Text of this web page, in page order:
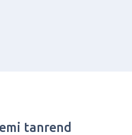
tanrend